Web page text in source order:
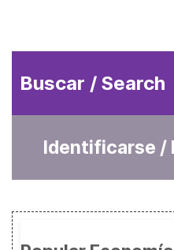
Buscar / Search
Identificarse /